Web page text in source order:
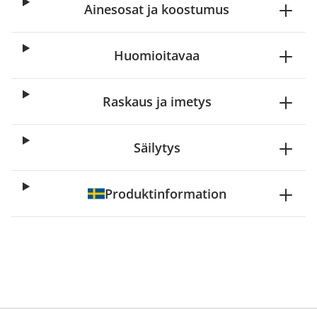
Ainesosat ja koostumus
Huomioitavaa
Raskaus ja imetys
Säilytys
Produktinformation